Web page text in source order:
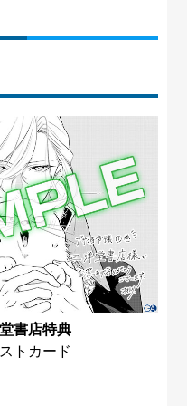
書店特典
トカード